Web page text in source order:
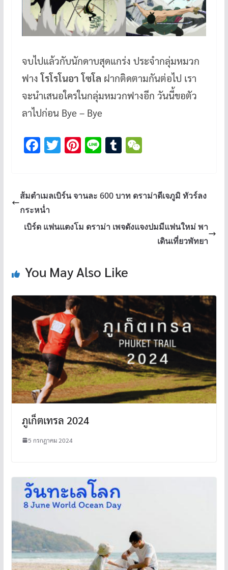
จบไปแล้วกับนักดาบสุดแกร่ง ประจำกลุ่มหมวก
ฟางโรโรโนอา โซโล ฝากติดตามกันต่อไป เรา
จะนำเสนอใครในกลุ่มหมวกฟางอีก วันนี้ขอตัว
ลาไปก่อน Bye – Bye
F
b
o
o
T
er
Pi
es
Li T
bl
W
h
ส้มตำเมลเบิร์น จานละ 600 บาท ดราม่าดีเจภูมิ ทัวร์ลง
กระหน่ำ
เบิร์ด แฟนแตงโม ดราม่า เพจดังแจงปมมีแฟนใหม่ พา
เดินเที่ยวพัทยา
You May Also Like
ภูเก็ตเทรล 2024
5 กรกฎาคม 2024